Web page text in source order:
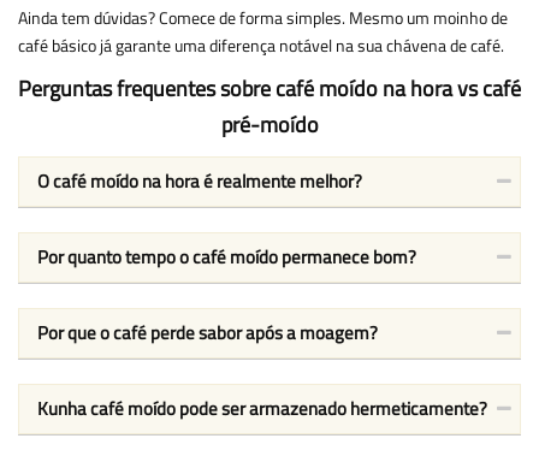
Ainda tem dúvidas? Comece de forma simples. Mesmo um moinho de
café básico já garante uma diferença notável na sua chávena de café.
Perguntas frequentes sobre café moído na hora vs café
pré-moído
O café moído na hora é realmente melhor?
Por quanto tempo o café moído permanece bom?
Por que o café perde sabor após a moagem?
Kunha café moído pode ser armazenado hermeticamente?